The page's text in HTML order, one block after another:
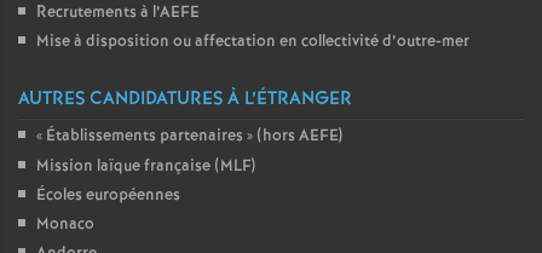
Recrutements à l’AEFE
Mise à disposition ou affectation en collectivité d’outre-mer
AUTRES CANDIDATURES À L’ÉTRANGER
« Établissements partenaires » (hors AEFE)
Mission laïque française (MLF)
Écoles européennes
Monaco